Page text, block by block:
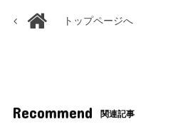
トップページへ
Recommend 関連記事